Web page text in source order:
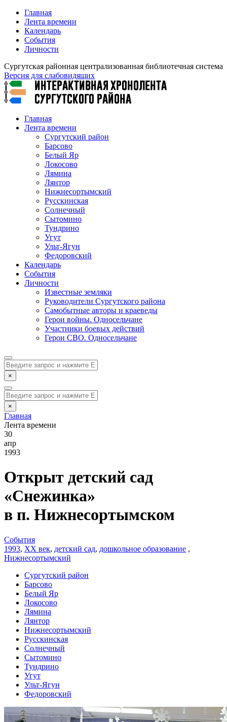
Главная
Лента времени
Календарь
События
Личности
Сургутская районная централизованная библиотечная система
Версия для слабовидящих
Главная
Лента времени
Сургутский район
Барсово
Белый Яр
Локосово
Лямина
Лянтор
Нижнесортымский
Русскинская
Солнечный
Сытомино
Тундрино
Угут
Ульт-Ягун
Федоровский
Календарь
События
Личности
Известные земляки
Руководители Сургутского района
Самобытные авторы и краеведы
Герои войны. Односельчане
Участники боевых действий
Герои СВО. Односельчане
×
×
Главная
Лента времени
30
апр
1993
Открыт детский сад
«Снежинка»
в п. Нижнесортымском
События
1993, XX век, детский сад, дошкольное образование ,
Нижнесортымский
Сургутский район
Барсово
Белый Яр
Локосово
Лямина
Лянтор
Нижнесортымский
Русскинская
Солнечный
Сытомино
Тундрино
Угут
Ульт-Ягун
Федоровский